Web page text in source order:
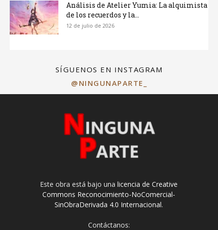
Análisis de Atelier Yumia: La alquimista
de los recuerdos y la...
12 de julio de 2026
SÍGUENOS EN INSTAGRAM
@NINGUNAPARTE_
Este obra está bajo unalicencia de Creative
Commons Reconocimiento-NoComercial-
SinObraDerivada 4.0 Internacional.
Contáctanos: